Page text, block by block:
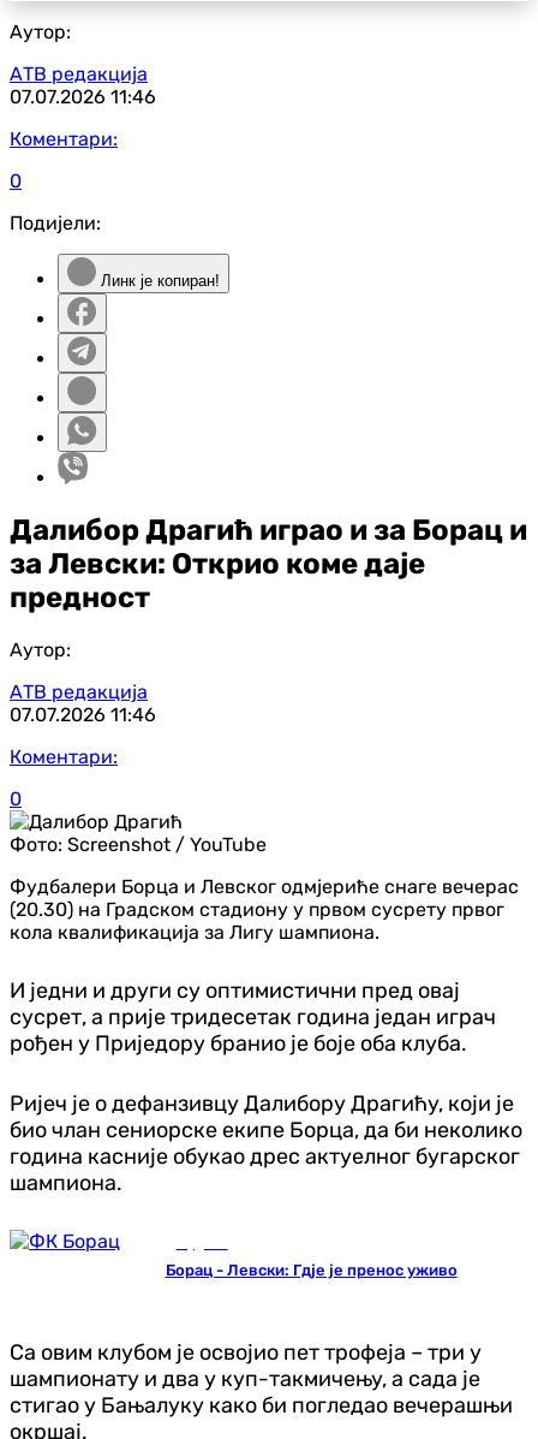
Аутор:
АТВ редакција
07.07.2026 11:46
Коментари:
0
Подијели:
Линк је копиран!
Далибор Драгић играо и за Борац и
за Левски: Открио коме даје
предност
Аутор:
АТВ редакција
07.07.2026 11:46
Коментари:
0
Фото: Screenshot / YouTube
Фудбалери Борца и Левског одмјериће снаге вечерас
(20.30) на Градском стадиону у првом сусрету првог
кола квалификација за Лигу шампиона.
И једни и други су оптимистични пред овај
сусрет, а прије тридесетак година један играч
рођен у Приједору бранио је боје оба клуба.
Ријеч је о дефанзивцу Далибору Драгићу, који је
био члан сениорске екипе Борца, да би неколико
година касније обукао дрес актуелног бугарског
шампиона.
Борац - Левски: Гдје је пренос уживо
Са овим клубом је освојио пет трофеја – три у
шампионату и два у куп-такмичењу, а сада је
стигао у Бањалуку како би погледао вечерашњи
окршај.